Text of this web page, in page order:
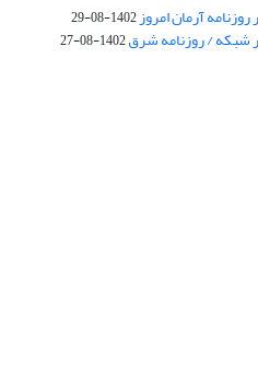
آرمان امروز1402-08-29
شبکه / روزنامه شرق1402-08-27